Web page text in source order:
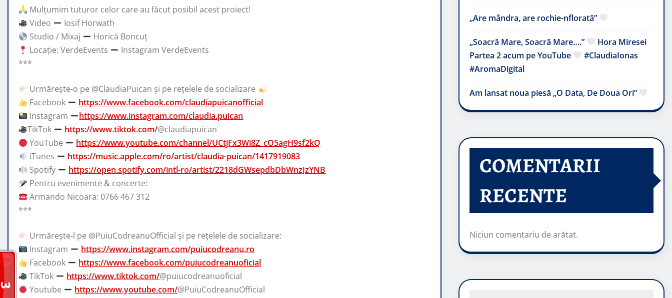
Mulțumim tuturor celor care au făcut posibil acest proiect!
Video
Iosif Horwath
Studio / Mixaj
Horică Boncuț
Locație: VerdeEvents
Instagram VerdeEvents
***
Urmărește-o pe @ClaudiaPuican și pe rețelele de socializare
Facebook
https://www.facebook.com/claudiapuicanofficial
Instagram
https://www.instagram.com/claudia.puican
TikTok
https://www.tiktok.com/@claudiapuican
YouTube
https://www.youtube.com/channel/UCtjFx3Wi8Z_cO5agH9sf2kQ
iTunes
https://music.apple.com/ro/artist/claudia-puican/1417919083
Spotify
https://open.spotify.com/intl-ro/artist/2218dGWsepdbDbWnzJzYNB
Pentru evenimente & concerte:
Armando Nicoara: 0766 467 312
***
Urmărește-l pe @PuiuCodreanuOfficial și pe rețelele de socializare:
Instagram
https://www.instagram.com/puiucodreanu.ro
Facebook
https://www.facebook.com/puiucodreanuoficial
TikTok
https://www.tiktok.com/@puiucodreanuoficial
Youtube
https://www.youtube.com/@PuiuCodreanuOfficial
„Are mândra, are rochie-nflorată”
„Soacră Mare, Soacră Mare….”
Hora Miresei
Partea 2 acum pe YouTube
#ClaudiaIonas
#AromaDigital
Am lansat noua piesă „O Data, De Doua Ori”
COMENTARII
RECENTE
Niciun comentariu de arătat.